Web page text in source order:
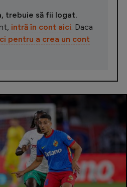
trebuie să fii logat.
intră în cont aici . Daca
pentru a crea un cont